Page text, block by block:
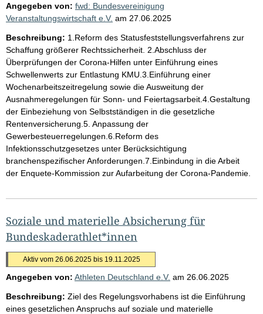
Angegeben von: fwd: Bundesvereinigung
Veranstaltungswirtschaft e.V. am 27.06.2025
Beschreibung: 1.Reform des Statusfeststellungsverfahrens zur
Schaffung größerer Rechtssicherheit. 2.Abschluss der
Überprüfungen der Corona-Hilfen unter Einführung eines
Schwellenwerts zur Entlastung KMU.3.Einführung einer
Wochenarbeitszeitregelung sowie die Ausweitung der
Ausnahmeregelungen für Sonn- und Feiertagsarbeit.4.Gestaltung
der Einbeziehung von Selbstständigen in die gesetzliche
Rentenversicherung.5. Anpassung der
Gewerbesteuerregelungen.6.Reform des
Infektionsschutzgesetzes unter Berücksichtigung
branchenspezifischer Anforderungen.7.Einbindung in die Arbeit
der Enquete-Kommission zur Aufarbeitung der Corona-Pandemie.
Soziale und materielle Absicherung für
Bundeskaderathlet*innen
Aktiv vom 26.06.2025 bis 19.11.2025
Angegeben von: Athleten Deutschland e.V. am 26.06.2025
Beschreibung: Ziel des Regelungsvorhabens ist die Einführung
eines gesetzlichen Anspruchs auf soziale und materielle